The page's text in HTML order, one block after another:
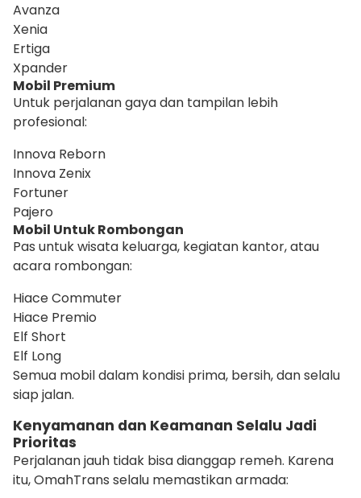
Avanza
Xenia
Ertiga
Xpander
Mobil Premium
Untuk perjalanan gaya dan tampilan lebih
profesional:
Innova Reborn
Innova Zenix
Fortuner
Pajero
Mobil Untuk Rombongan
Pas untuk wisata keluarga, kegiatan kantor, atau
acara rombongan:
Hiace Commuter
Hiace Premio
Elf Short
Elf Long
Semua mobil dalam kondisi prima, bersih, dan selalu
siap jalan.
Kenyamanan dan Keamanan Selalu Jadi
Prioritas
Perjalanan jauh tidak bisa dianggap remeh. Karena
itu, OmahTrans selalu memastikan armada: